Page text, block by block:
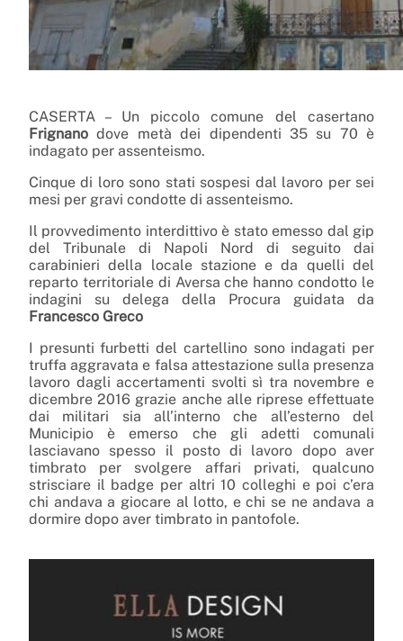
CASERTA – Un piccolo comune del casertano
Frignano dove metà dei dipendenti 35 su 70 è
indagato per assenteismo.
Cinque di loro sono stati sospesi dal lavoro per sei
mesi per gravi condotte di assenteismo.
Il provvedimento interdittivo è stato emesso dal gip
del Tribunale di Napoli Nord di seguito dai
carabinieri della locale stazione e da quelli del
reparto territoriale di Aversa che hanno condotto le
indagini su delega della Procura guidata da
Francesco Greco
I presunti furbetti del cartellino sono indagati per
truffa aggravata e falsa attestazione sulla presenza
lavoro dagli accertamenti svolti sì tra novembre e
dicembre 2016 grazie anche alle riprese effettuate
dai militari sia all’interno che all’esterno del
Municipio è emerso che gli adetti comunali
lasciavano spesso il posto di lavoro dopo aver
timbrato per svolgere affari privati, qualcuno
strisciare il badge per altri 10 colleghi e poi c’era
chi andava a giocare al lotto, e chi se ne andava a
dormire dopo aver timbrato in pantofole.